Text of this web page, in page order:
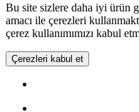
Bu site sizlere daha iyi ürün
amacı ile çerezleri
çerez kullanımımızı kabul
Çerezleri kabul et